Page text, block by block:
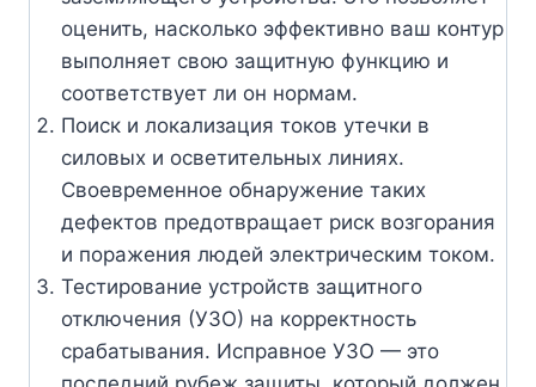
оценить, насколько эффективно ваш контур
выполняет свою защитную функцию и
соответствует ли он нормам.
Поиск и локализация токов утечки в
силовых и осветительных линиях.
Своевременное обнаружение таких
дефектов предотвращает риск возгорания
и поражения людей электрическим током.
Тестирование устройств защитного
отключения (УЗО) на корректность
срабатывания. Исправное УЗО — это